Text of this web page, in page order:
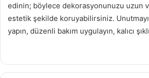
edinin; böylece dekorasyonunuzu uzun
estetik şekilde koruyabilirsiniz.
yapın, düzenli bakım uygulayın, kalıcı